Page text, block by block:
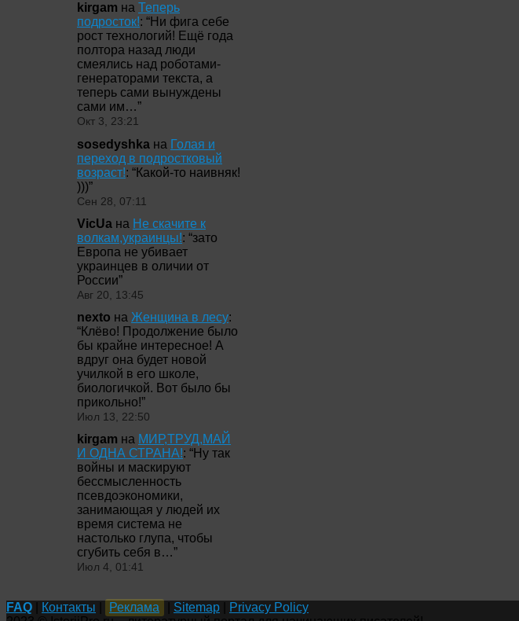
kirgam на Теперь
подросток!: “Ни фига себе
рост технологий! Ещё года
полтора назад люди
смеялись над роботами-
генераторами текста, а
теперь сами вынуждены
сами им…”
Окт 3, 23:21
sosedyshka на Голая и
переход в подростковый
возраст!: “Какой-то наивняк!
)))”
Сен 28, 07:11
VicUa на Не скачите к
волкам,украинцы!: “зато
Европа не убивает
украинцев в оличии от
России”
Авг 20, 13:45
nexto на Женщина в лесу:
“Клёво! Продолжение было
бы крайне интересное! А
вдруг она будет новой
училкой в его школе,
биологичкой. Вот было бы
прикольно!”
Июл 13, 22:50
kirgam на МИР,ТРУД,МАЙ
И ОДНА СТРАНА!: “Ну так
войны и маскируют
бессмысленность
псевдоэкономики,
занимающая у людей их
время система не
настолько глупа, чтобы
сгубить себя в…”
Июл 4, 01:41
FAQ Контакты Реклама Sitemap
Privacy Policy